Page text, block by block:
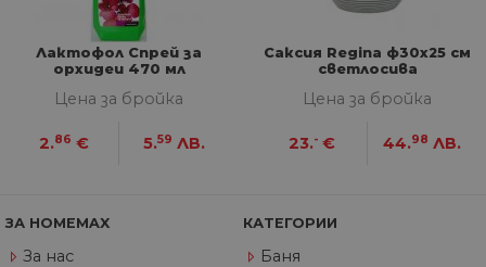
Лактофол Спрей за
орхидеи 470 мл
Цена за бройка
2.86 € 5.59 ЛВ.
Саксия Regina ф30х25 см
светлосива
Цена за бройка
23.-€ 44.98 ЛВ.
ЗА HOMEMAX
За нас
КАТЕГОРИИ
Баня
G_ENABLED_IDPS
Google LLC
1 година
.youtube.com